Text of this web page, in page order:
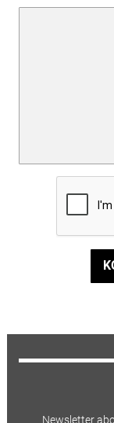
Newsletter